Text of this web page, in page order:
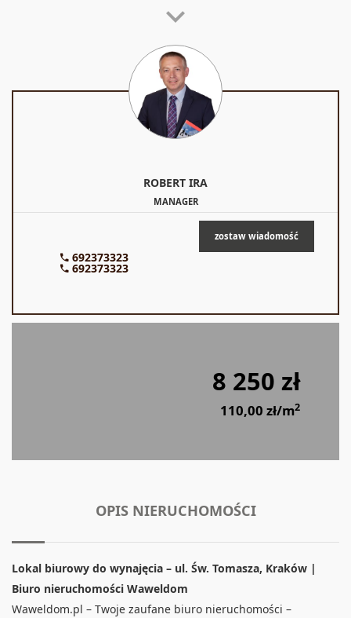
ROBERT IRA
MANAGER
692373323
692373323
zostaw wiadomość
8 250 zł
110,00 zł/m2
OPIS NIERUCHOMOŚCI
Lokal biurowy do wynajęcia – ul. Św. Tomasza, Kraków |
Biuro nieruchomości Waweldom
Waweldom.pl – Twoje zaufane biuro nieruchomości –